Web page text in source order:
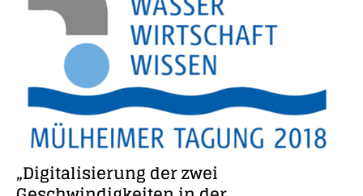
„Digitalisierung der zwei